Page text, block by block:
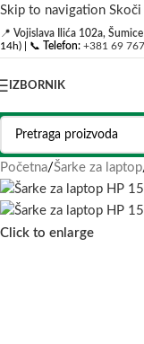
Skip to navigation Skoči
📍 Vojislava Ilića 102a,
14h) | 📞 Telefon: +381 69
IZBORNIK
Početna/Šarke za laptop
Click to enlarge